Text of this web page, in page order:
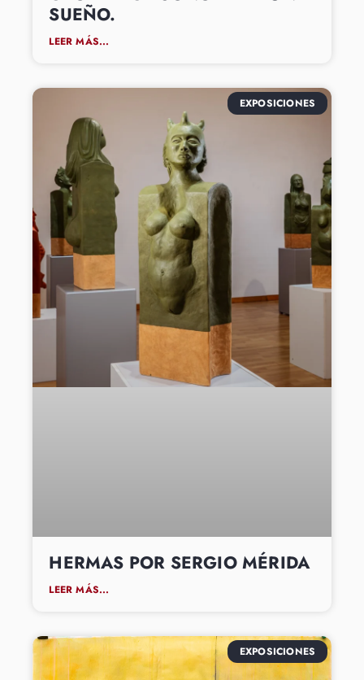
SUEÑO.
LEER MÁS...
EXPOSICIONES
HERMAS POR SERGIO MÉRIDA
LEER MÁS...
EXPOSICIONES